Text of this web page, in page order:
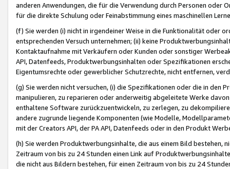
anderen Anwendungen, die für die Verwendung durch Personen
für die direkte Schulung oder Feinabstimmung eines maschinellen
(f) Sie werden (i) nicht in irgendeiner Weise in die Funktionalität oder
entsprechenden Versuch unternehmen; (ii) keine
Kontaktaufnahme mit Verkäufern oder Kunden oder sonstiger
API, Datenfeeds, Produktwerbungsinhalten oder Spezifikationen
Eigentumsrechte oder gewerblicher Schutzrechte, nicht entfernen,
(g) Sie werden nicht versuchen, (i) die Spezifikationen oder die in
manipulieren, zu reparieren oder anderweitig abgeleitete Werke
enthaltene Software zurückzuentwickeln, zu zerlegen, zu
andere zugrunde liegende Komponenten (wie Modelle,
mit der Creators API, der PA API, Datenfeeds oder in den Produkt
(h) Sie werden Produktwerbungsinhalte, die aus einem Bild bestehen,
Zeitraum von bis zu 24 Stunden einen Link auf
die nicht aus Bildern bestehen, für einen Zeitraum von bis zu 24